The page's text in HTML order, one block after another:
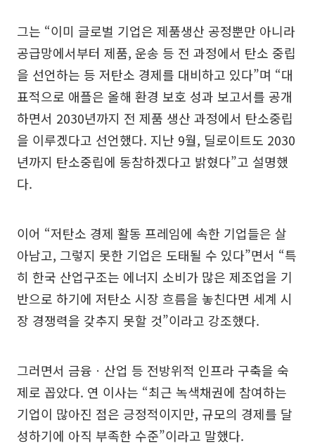
그는 “이미 글로벌 기업은 제품생산 공정뿐만 아니라
공급망에서부터 제품, 운송 등 전 과정에서 탄소 중립
을 선언하는 등 저탄소 경제를 대비하고 있다”며 “대
표적으로 애플은 올해 환경 보호 성과 보고서를 공개
하면서 2030년까지 전 제품 생산 과정에서 탄소중립
을 이루겠다고 선언했다. 지난 9월, 딜로이트도 2030
년까지 탄소중립에 동참하겠다고 밝혔다”고 설명했
다.
이어 “저탄소 경제 활동 프레임에 속한 기업들은 살
아남고, 그렇지 못한 기업은 도태될 수 있다”면서 “특
히 한국 산업구조는 에너지 소비가 많은 제조업을 기
반으로 하기에 저탄소 시장 흐름을 놓친다면 세계 시
장 경쟁력을 갖추지 못할 것”이라고 강조했다.
그러면서 금융ㆍ산업 등 전방위적 인프라 구축을 숙
제로 꼽았다. 연 이사는 “최근 녹색채권에 참여하는
기업이 많아진 점은 긍정적이지만, 규모의 경제를 달
성하기에 아직 부족한 수준”이라고 말했다.